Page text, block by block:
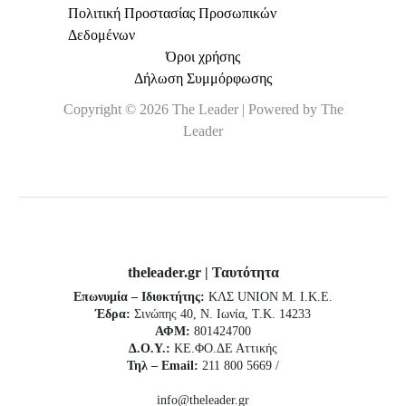
Πολιτική Προστασίας Προσωπικών
Δεδομένων
Όροι χρήσης
Δήλωση Συμμόρφωσης
Copyright © 2026 The Leader | Powered by The
Leader
theleader.gr | Ταυτότητα
Επωνυμία – Ιδιοκτήτης: ΚΛΣ UNION Μ. Ι.Κ.Ε.
Έδρα: Σινώπης 40, Ν. Ιωνία, Τ.Κ. 14233
ΑΦΜ: 801424700
Δ.Ο.Υ.: ΚΕ.ΦΟ.ΔΕ Αττικής
Τηλ – Email: 211 800 5669 /
info@theleader.gr